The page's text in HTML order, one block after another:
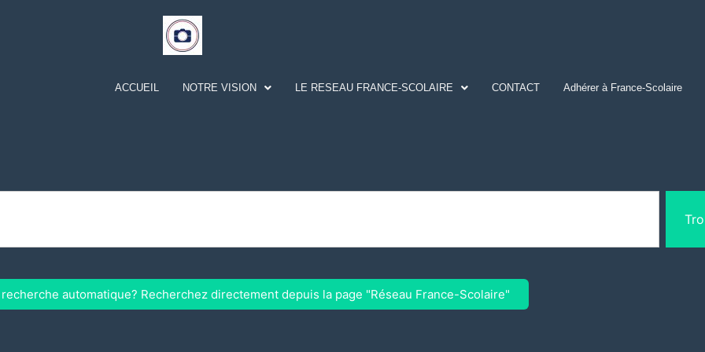
ACCUEIL NOTRE VISION LE RESEAU FRANCE-SCOLAIRE CONTACT Adhérer à France-Scolaire
automatique? Recherchez directement depuis la page "Réseau France-Scolaire"